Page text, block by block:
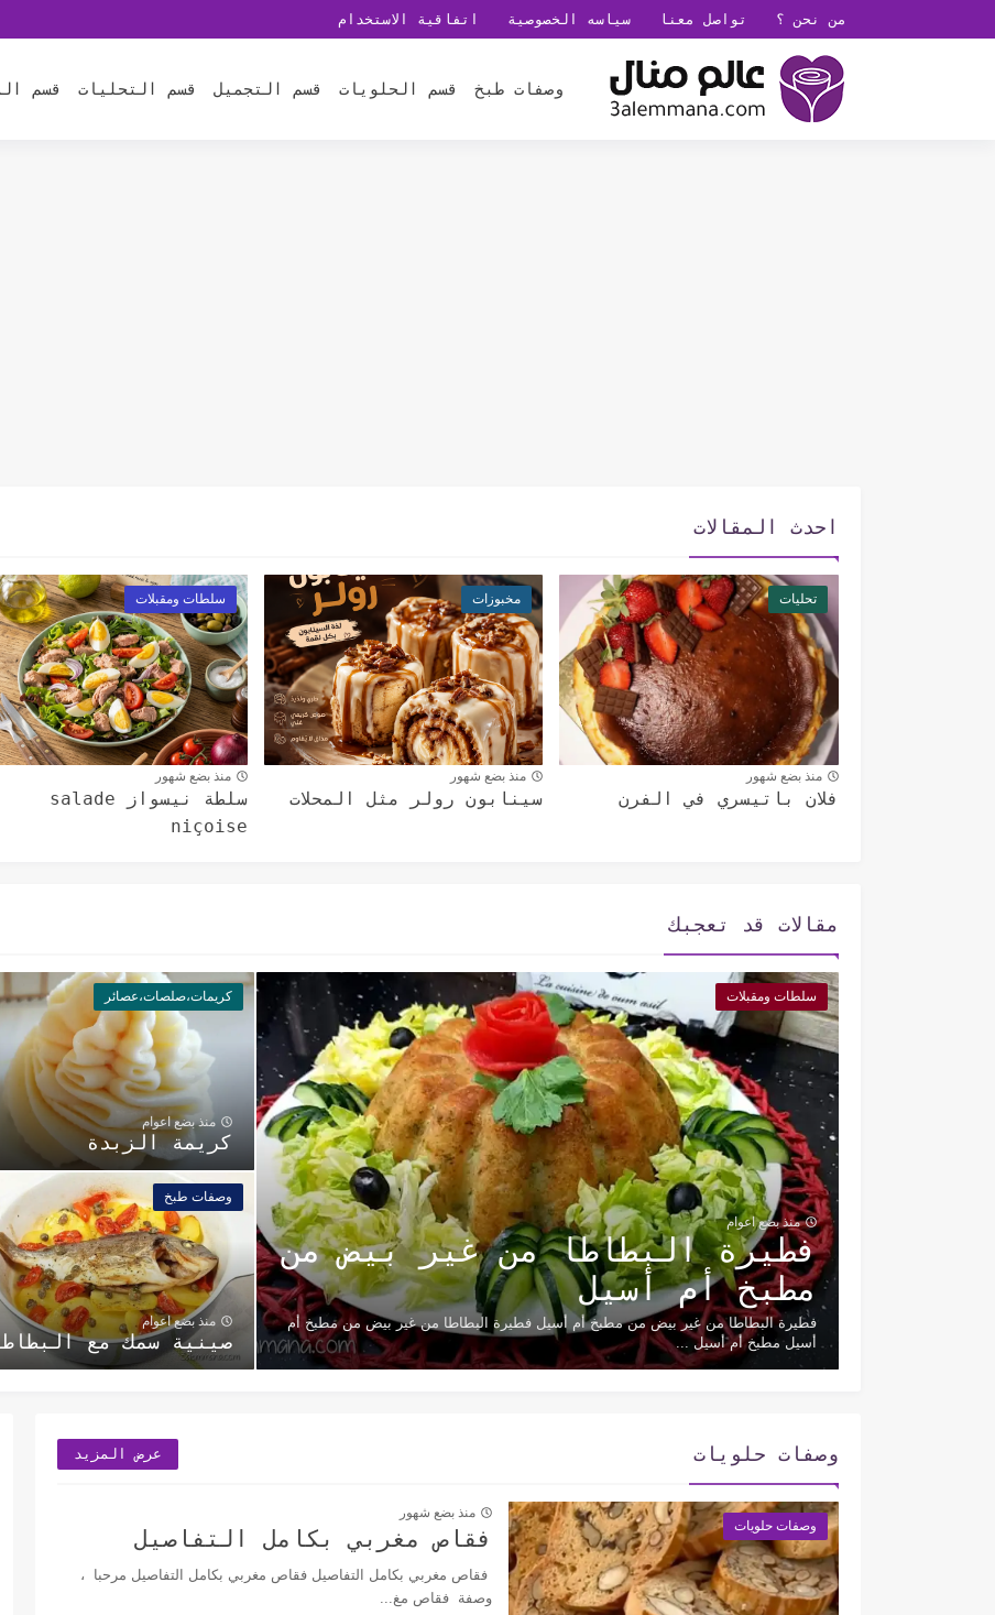
من نحن ؟ تواصل معنا سياسه الخصوصية اتفاقية الاستخدام
وصفات طبخ قسم الحلويات قسم التجميل قسم التحليات قسم
احدث المقالات
تحليات
منذ بضع شهور
فلان باتيسري في الفرن
مخبوزات
منذ بضع شهور
سينابون رولر مثل المحلات
سلطات ومقبلات
منذ بضع شهور
سلطة نيسواز salade
niçoise
مقالات قد تعجبك
سلطات ومقبلات
منذ بضع اعوام
فطيرة البطاطا من غير بيض من
مطبخ أم أسيل
فطيرة البطاطا من غير بيض من مطبخ أم أسيل فطيرة البطاطا من غير بيض من مطبخ أم
أسيل مطبخ أم أسيل ...
كريمات،صلصات،عصائر
منذ بضع اعوام
كريمة الزبدة
وصفات طبخ
منذ بضع اعوام
صينية سمك مع
وصفات حلويات عرض المزيد
وصفات حلويات
منذ بضع شهور
فقاص مغربي بكامل التفاصيل
فقاص مغربي بكامل التفاصيل فقاص مغربي بكامل التفاصيل مرحبا ،
وصفة فقاص مغ...